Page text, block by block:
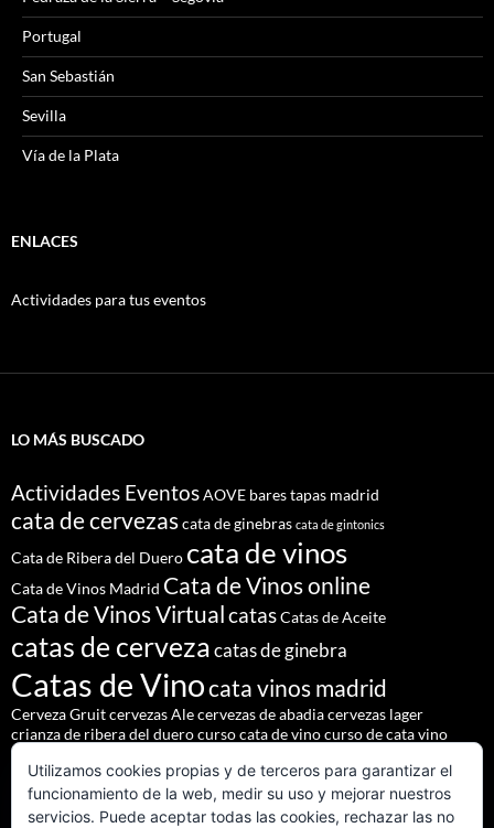
Portugal
San Sebastián
Sevilla
Vía de la Plata
ENLACES
Actividades para tus eventos
LO MÁS BUSCADO
Actividades EventosAOVE bares tapas madrid
cata de cervezascata de ginebras cata de gintonics
Cata de Ribera del Duero cata de vinos
Cata de Vinos Madrid Cata de Vinos online
Cata de Vinos VirtualcatasCatas de Aceite
catas de cervezacatas de ginebra
Catas de Vinocata vinos madrid
Cerveza Gruitcervezas Alecervezas de abadiacervezas lager
crianza de ribera del duerocurso cata de vinocurso de cata vino
Denominación de Origen Ribera del Duero
eventos de autoreventos madrid Godello lúpulo
martueMESÓN DEL CIDNacho Terolpilsner urquell
Utilizamos cookies propias y de terceros para garantizar el
funcionamiento de la web, medir su uso y mejorar nuestros
servicios. Puede aceptar todas las cookies, rechazar las no